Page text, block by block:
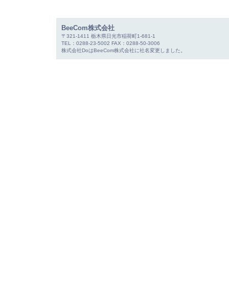
BeeCom株式会社
〒321-1411 栃木県日光市稲荷町1-681-1
TEL：0288-23-5002 FAX：0288-50-3006
株式会社DoはBeeCom株式会社に社名変更しました。